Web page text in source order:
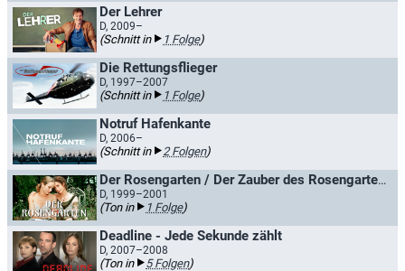
Der Lehrer
D, 2009–
(Schnitt in 1 Folge)
Die Rettungsflieger
D, 1997–2007
(Schnitt in 1 Folge)
Notruf Hafenkante
D, 2006–
(Schnitt in 2 Folgen)
Der Rosengarten / Der Zauber des Rosengartens
D, 1999–2001
(Ton in 1 Folge)
Deadline - Jede Sekunde zählt
D, 2007–2008
(Ton in 5 Folgen)